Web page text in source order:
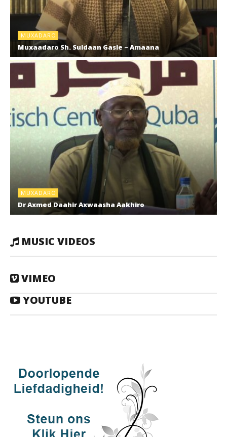
MUXADARO
Muxaadaro Sh. Suldaan Gasle – Amaana
MUXADARO
Dr Axmed Daahir Axwaasha Aakhiro
MUSIC VIDEOS
VIMEO
YOUTUBE